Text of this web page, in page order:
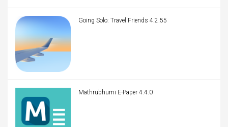
Going Solo: Travel Friends 4.2.55
Mathrubhumi E-Paper 4.4.0